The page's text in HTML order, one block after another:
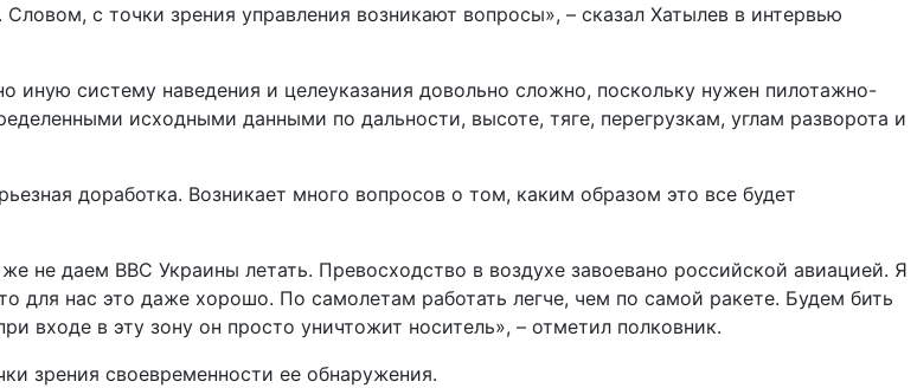
с точки зрения управления возникают вопросы», – сказал Хатылев в интервью
иную систему наведения и целеуказания довольно сложно, поскольку нужен пилотажно-
исходными данными по дальности, высоте, тяге, перегрузкам, углам разворота и
доработка. Возникает много вопросов о том, каким образом это все будет
не даем ВВС Украины летать. Превосходство в воздухе завоевано российской авиацией. Я
для нас это даже хорошо. По самолетам работать легче, чем по самой ракете. Будем бить
входе в эту зону он просто уничтожит носитель», – отметил полковник.
зрения своевременности ее обнаружения.